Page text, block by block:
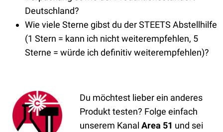
Deutschland?
Wie viele Sterne gibst du der STEETS Abstellhilfe
(1 Stern = kann ich nicht weiterempfehlen, 5
Sterne = würde ich definitiv weiterempfehlen)?
Du möchtest lieber ein anderes
Produkt testen? Folge einfach
unserem Kanal Area 51 und sei